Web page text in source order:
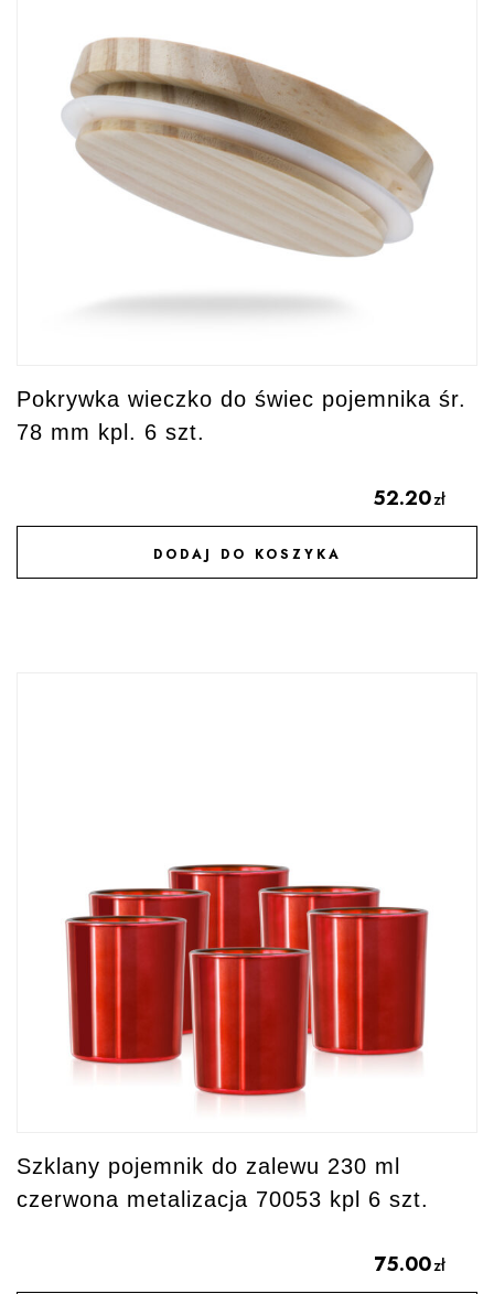
Pokrywka wieczko do świec pojemnika śr.
78 mm kpl. 6 szt.
52.20zł
DODAJ DO KOSZYKA
DODAJ DO ULUBIONYCH
Szklany pojemnik do zalewu 230 ml
czerwona metalizacja 70053 kpl 6 szt.
75.00zł